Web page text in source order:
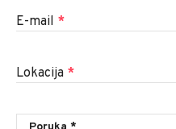
E-mail *
Lokacija *